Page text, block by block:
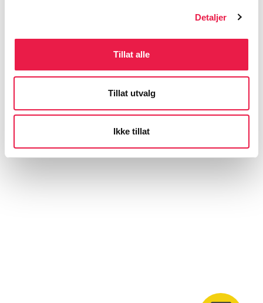
Detaljer
Tillat alle
Tillat utvalg
Ikke tillat